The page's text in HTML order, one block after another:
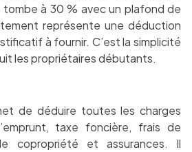
tombe à 30 % avec un plafond de
représente une déduction
à fournir. C’est la simplicité
les propriétaires débutants.
de déduire toutes les charges
taxe foncière, frais de
copropriété et assurances. Il